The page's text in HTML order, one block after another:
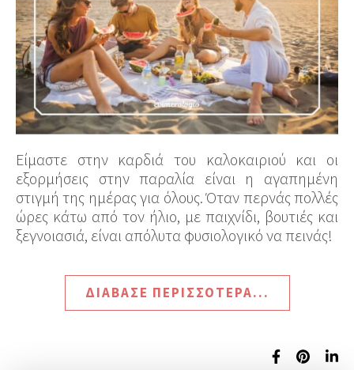
Είμαστε στην καρδιά του καλοκαιριού και οι
εξορμήσεις στην παραλία είναι η αγαπημένη
στιγμή της ημέρας για όλους. Όταν περνάς πολλές
ώρες κάτω από τον ήλιο, με παιχνίδι, βουτιές και
ξεγνοιασιά, είναι απόλυτα φυσιολογικό να πεινάς!
ΔΙΆΒΑΣΕ ΠΕΡΙΣΣΌΤΕΡΑ...